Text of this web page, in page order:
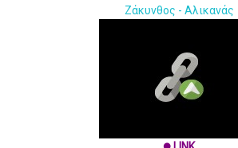
Ζάκυνθος - Αλικανάς
brightness_1